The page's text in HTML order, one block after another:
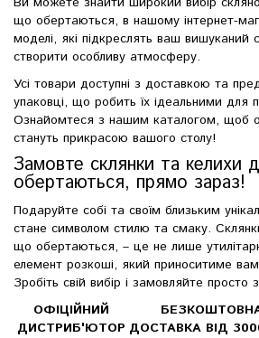
що обертаються, в нашому інтернет-
моделі, які підкреслять ваш вишуканий
створити особливу атмосферу.
Усі товари доступні з доставкою та
упаковці, що робить їх ідеальними для
Ознайомтеся з нашим каталогом, щоб
стануть прикрасою вашого столу!
Замовте склянки та келихи
обертаються, прямо зараз!
Подаруйте собі та своїм близьким
стане символом стилю та смаку.
що обертаються, – це не лише
елемент розкоші, який приноситиме
Зробіть свій вибір і замовляйте просто
ОФІЦІЙНИЙ
ДИСТРИБ'ЮТОР ДОСТАВКА ВІД